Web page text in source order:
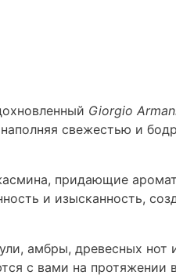
Giorgio
свежестью и
придающие
и изысканность,
амбры, древесных нот
с вами на протяжении